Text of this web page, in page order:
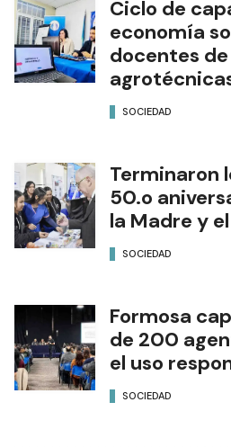
Ciclo de
economía
docentes
SOCIEDAD
Terminaron
50.o
la Madre y
SOCIEDAD
Formosa
de 200
el uso
SOCIEDAD